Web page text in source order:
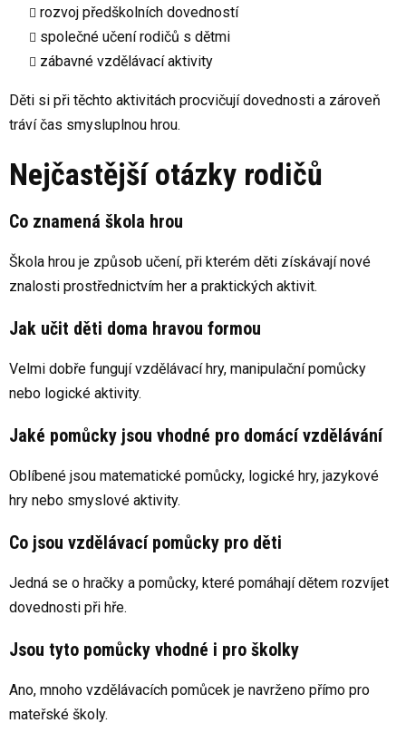
rozvoj předškolních dovedností
společné učení rodičů s dětmi
zábavné vzdělávací aktivity
Děti si při těchto aktivitách procvičují dovednosti a zároveň
tráví čas smysluplnou hrou.
Nejčastější otázky rodičů
Co znamená škola hrou
Škola hrou je způsob učení, při kterém děti získávají nové
znalosti prostřednictvím her a praktických aktivit.
Jak učit děti doma hravou formou
Velmi dobře fungují vzdělávací hry, manipulační pomůcky
nebo logické aktivity.
Jaké pomůcky jsou vhodné pro domácí vzdělávání
Oblíbené jsou matematické pomůcky, logické hry, jazykové
hry nebo smyslové aktivity.
Co jsou vzdělávací pomůcky pro děti
Jedná se o hračky a pomůcky, které pomáhají dětem rozvíjet
dovednosti při hře.
Jsou tyto pomůcky vhodné i pro školky
Ano, mnoho vzdělávacích pomůcek je navrženo přímo pro
mateřské školy.